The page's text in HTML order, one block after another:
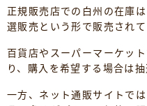
正規販売店での白州の在庫
選販売という形で販売されて
百貨店やスーパーマーケッ
り、購入を希望する場合は
一方、ネット通販サイトで